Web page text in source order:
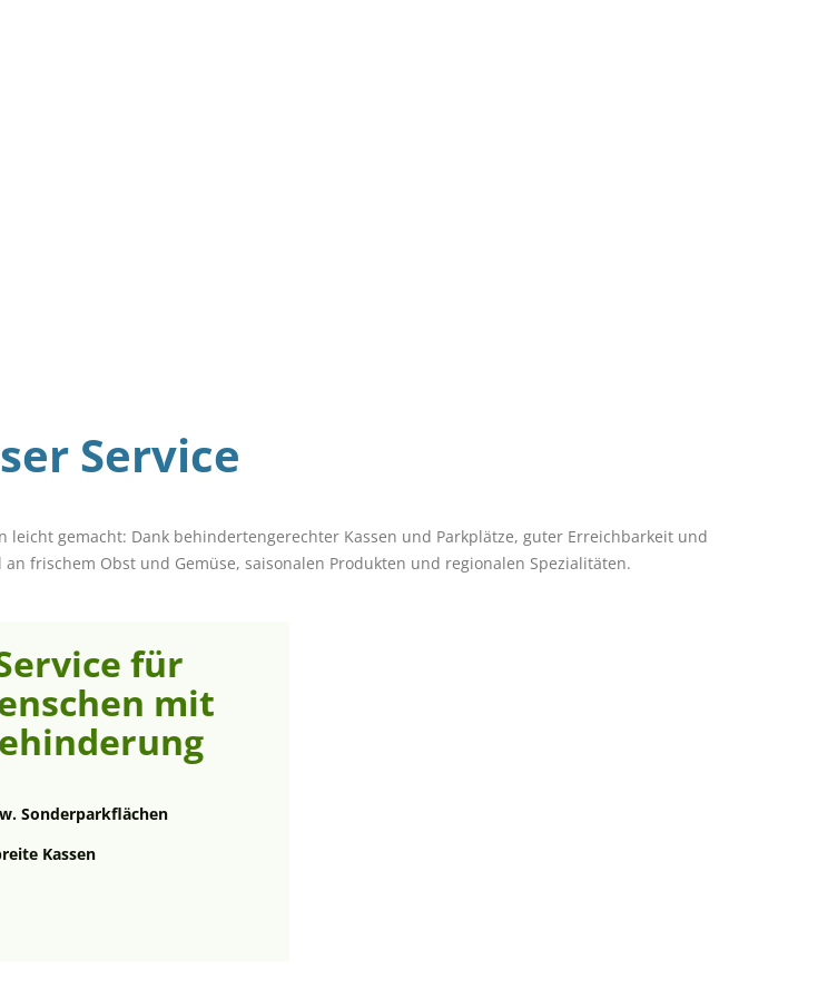
Service
gemacht: Dank behindertengerechter Kassen und Parkplätze, guter Erreichbarkeit und
frischem Obst und Gemüse, saisonalen Produkten und regionalen Spezialitäten.
für
mit
Sonderparkflächen
Kassen